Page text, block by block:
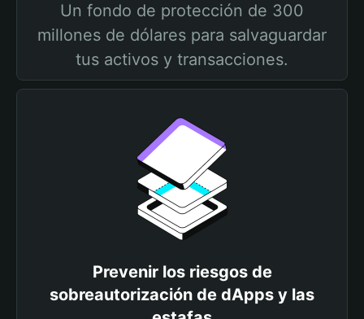
Un fondo de protección de 300
millones de dólares para salvaguardar
tus activos y transacciones.
Prevenir los riesgos de
sobreautorización de dApps y las